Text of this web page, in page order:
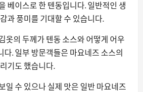
베이스로 한 텐동입니다. 일반적인 생
과 풍미를 기대할 수 있습니다.
옷의 두께가 텐동 소스와 어떻게 어우
다. 일부 방문객들은 마요네즈 소스의
기도 했습니다.
일 수 있으나 실제 맛은 일반 마요네즈